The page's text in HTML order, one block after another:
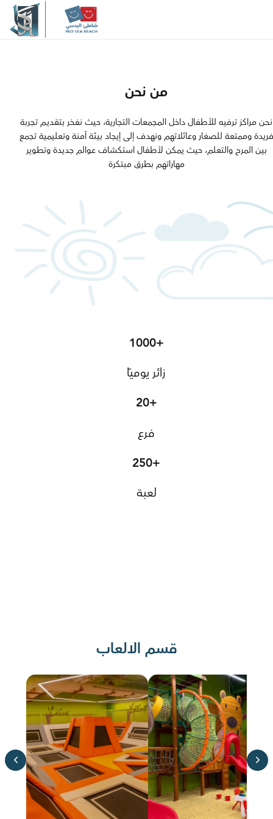
مرحبًا بكم في
شاطئ الردسي
والجودة والابتكار، يسعي
إلى الارتقاء بمعايير الترفيــه
الحديثة
من نحن
نحن مراكز ترفيه للأطفال داخل المجمعات التجارية، حيث نفخر بتقديـم تجربة
فريدة وممتعة للصغار وعائلاتهم ونهدف إلى إيجاد بيئة آمنة وتعليمية تجمع
بين المرح والتعلم، حيث يمكن لأطفال استكشاف عوالم جديدة وتطوير
مهاراتهم بطرق مبتكرة
1000+
زائر يوميًا
20+
فرع
250+
لعبة
قسم الالعاب